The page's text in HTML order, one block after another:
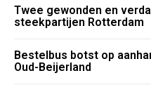
Twee gewonden en
steekpartijen Rotterdam
Bestelbus botst op
Oud-Beijerland